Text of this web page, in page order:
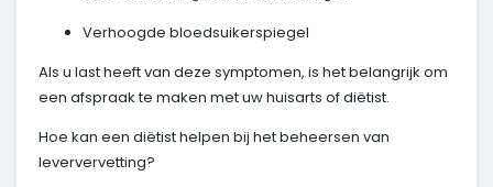
Verhoogde bloedsuikerspiegel
Als u last heeft van deze symptomen, is het belangrijk om
een afspraak te maken met uw huisarts of diëtist.
Hoe kan een diëtist helpen bij het beheersen van
leververvetting?